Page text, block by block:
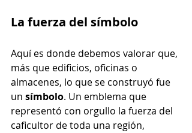
La fuerza del símbolo
Aquí es donde debemos valorar que,
más que edificios, oficinas o
almacenes, lo que se construyó fue
un símbolo. Un emblema que
representó con orgullo la fuerza del
caficultor de toda una región,